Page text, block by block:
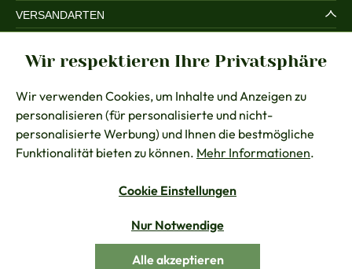
VERSANDARTEN
RECHTLICHES
BERATUNG
KONTAKT
Vertrag widerrufen
Alle Preise inkl. gesetzl. Mehrwertsteuer zzgl.
Wir respektieren Ihre Privatsphäre
Wir verwenden Cookies, um Inhalte und Anzeigen zu
personalisieren (für personalisierte und nicht-
personalisierte Werbung) und Ihnen die bestmögliche
Funktionalität bieten zu können. Mehr Informationen.
Cookie Einstellungen
Nur Notwendige
Alle akzeptieren